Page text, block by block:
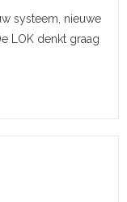
systeem, nieuwe
LOK denkt graag